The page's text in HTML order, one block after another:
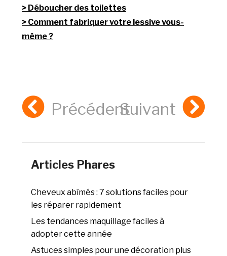
Déboucher des toilettes
Comment fabriquer votre lessive vous-
même ?
PrécédentSuivant
Articles Phares
Cheveux abîmés : 7 solutions faciles pour
les réparer rapidement
Les tendances maquillage faciles à
adopter cette année
Astuces simples pour une décoration plus